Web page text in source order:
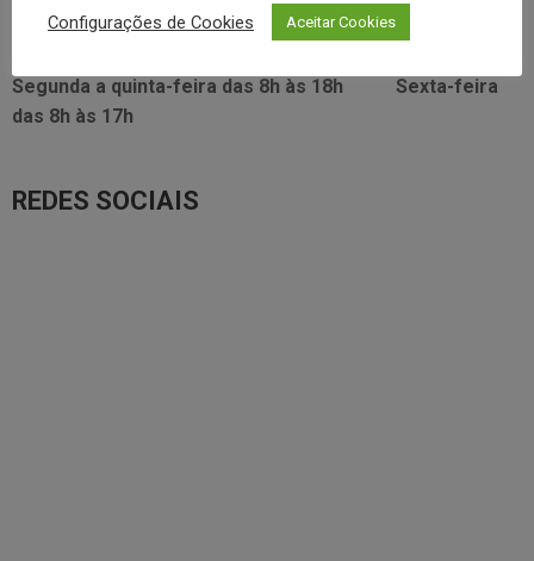
Rua Araújo Figueiredo, 96
Segunda a quinta-feira das 8h às 18h
Sexta-feira
das 8h às 17h
REDES SOCIAIS
Configurações de Cookies Aceitar Cookies